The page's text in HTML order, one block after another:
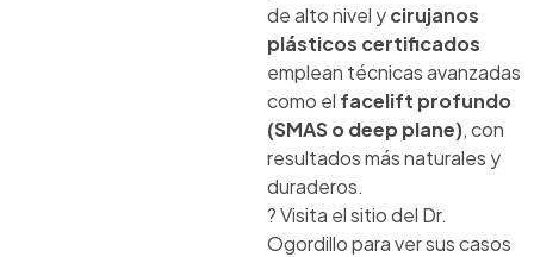
de alto nivel ycirujanos
plásticos certificados
emplean técnicas avanzadas
como el facelift profundo
(SMAS o deep plane), con
resultados más naturales y
duraderos.
? Visita el sitio del Dr.
Ogordillo para ver sus casos